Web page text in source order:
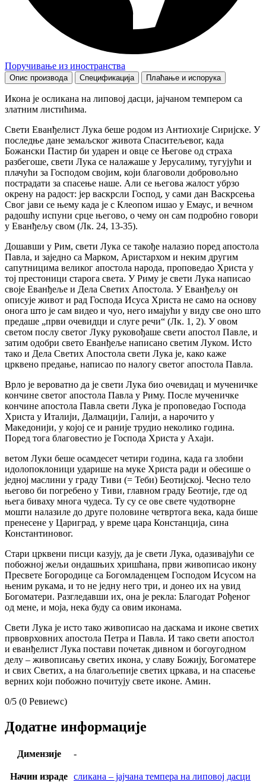
Поручивање из иностранства
Опис производа Спецификација Плаћање и испорука
Икона је осликана на липовој дасци, јајчаном темпером са
златним листићима.
Свети Еванђелист Лука беше родом из Антиохије Сиријске. У
последње дане земаљског живота Спаситељевог, када
Божански Пастир би ударен и овце се Његове од страха
разбегоше, свети Лука се налажаше у Јерусалиму, тугујући и
плачући за Господом својим, који благоволи добровољно
пострадати за спасење наше. Али се његова жалост убрзо
окрену на радост: јер васкрсли Господ, у сами дан Васкрсења
Свог јави се њему када је с Клеопом ишао у Емаус, и вечном
радошћу испуни срце његово, о чему он сам подробно говори
у Еванђељу свом (Лк. 24, 13-35).
Дошавши у Рим, свети Лука се такође налазио поред апостола
Павла, и заједно са Марком, Аристархом и неким другим
сапутницима великог апостола народа, проповедао Христа у
тој престоници старога света. У Риму је свети Лука написао
своје Еванђеље и Дела Светих Апостола. У Еванђељу он
описује живот и рад Господа Исуса Христа не само на основу
онога што је сам видео и чуо, него имајући у виду све оно што
предаше „први очевидци и слуге речи“ (Лк. 1, 2). У овом
светом послу светог Луку руковођаше свети апостол Павле, и
затим одобри свето Еванђеље написано светим Луком. Исто
тако и Дела Светих Апостола свети Лука је, како каже
црквено предање, написао по налогу светог апостола Павла.
Врло је вероватно да је свети Лука био очевидац и мученичке
кончине светог апостола Павла у Риму. После мученичке
кончине апостола Павла свети Лука је проповедао Господа
Христа у Италији, Далмацији, Галији, а нарочито у
Македонији, у којој се и раније трудио неколико година.
Поред тога благовестио је Господа Христа у Ахаји.
ветом Луки беше осамдесет четири година, када га злобни
идолопоклоници ударише на муке Христа ради и обесише о
једној маслини у граду Тиви (= Теби) Беотијској. Чесно тело
његово би погребено у Тиви, главном граду Беотије, где од
њега биваху многа чудеса. Ту су се ове свете чудотворне
мошти налазиле до друге половине четвртога века, када бише
пренесене у Цариград, у време цара Констанција, сина
Константиновог.
Стари црквени писци казују, да је свети Лука, одазивајући се
побожној жељи ондашњих хришћана, први живописао икону
Пресвете Богородице са Богомладенцем Господом Исусом на
њеним рукама, и то не једну него три, и донео их на увид
Богоматери. Разгледавши их, она је рекла: Благодат Рођеног
од мене, и моја, нека буду са овим иконама.
Свети Лука је исто тако живописао на даскама и иконе светих
првоврховних апостола Петра и Павла. И тако свети апостол
и еванђелист Лука постави почетак дивном и богоугодном
делу – живописању светих икона, у славу Божију, Богоматере
и свих Светих, а на благољепије светих цркава, и на спасење
верних који побожно почитују свете иконе. Амин.
0/5 (0 Ревиеwс)
Додатне информације
Димензије -
Начин израде сликана – јајчана темпера на липовој дасци